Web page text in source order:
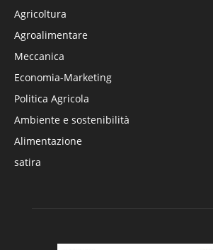
Agricoltura
Agroalimentare
Meccanica
Economia-Marketing
Politica Agricola
Ambiente e sostenibilità
Alimentazione
satira